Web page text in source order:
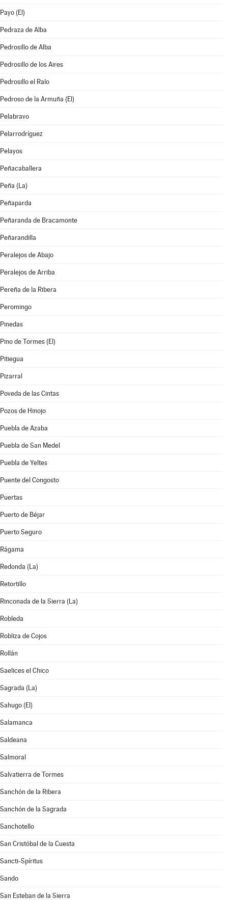
Payo (El)
Pedraza de Alba
Pedrosillo de Alba
Pedrosillo de los Aires
Pedrosillo el Ralo
Pedroso de la Armuña (El)
Pelabravo
Pelarrodríguez
Pelayos
Peñacaballera
Peña (La)
Peñaparda
Peñaranda de Bracamonte
Peñarandilla
Peralejos de Abajo
Peralejos de Arriba
Pereña de la Ribera
Peromingo
Pinedas
Pino de Tormes (El)
Pitiegua
Pizarral
Poveda de las Cintas
Pozos de Hinojo
Puebla de Azaba
Puebla de San Medel
Puebla de Yeltes
Puente del Congosto
Puertas
Puerto de Béjar
Puerto Seguro
Rágama
Redonda (La)
Retortillo
Rinconada de la Sierra (La)
Robleda
Robliza de Cojos
Rollán
Saelices el Chico
Sagrada (La)
Sahugo (El)
Salamanca
Saldeana
Salmoral
Salvatierra de Tormes
Sanchón de la Ribera
Sanchón de la Sagrada
Sanchotello
San Cristóbal de la Cuesta
Sancti-Spíritus
Sando
San Esteban de la Sierra